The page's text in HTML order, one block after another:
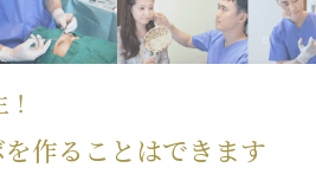
作ることはできます